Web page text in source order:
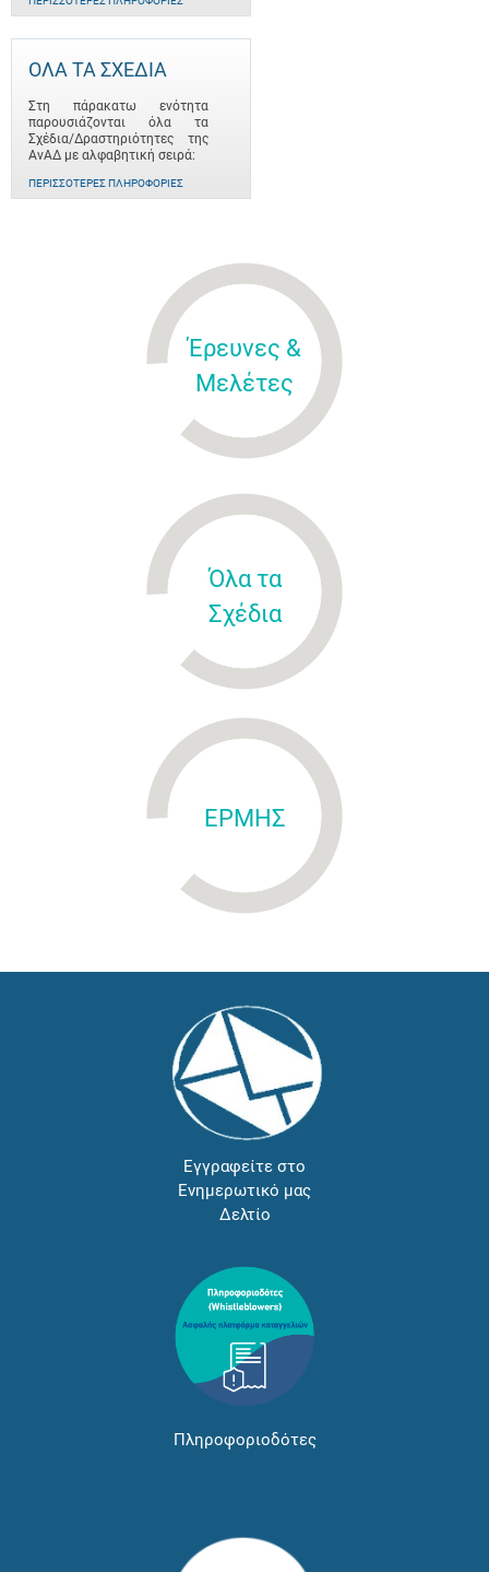
ΟΛΑ ΤΑ ΣΧΕΔΙΑ
Στη πάρακατω ενότητα
παρουσιάζονται όλα τα
Σχέδια/Δραστηριότητες της
ΑνΑΔ με αλφαβητική σειρά:
ΠΕΡΙΣΣΌΤΕΡΕΣ ΠΛΗΡΟΦΟΡΊΕΣ
Έρευνες &
Μελέτες
Όλα τα
Σχέδια
ΕΡΜΗΣ
Εγγραφείτε στο
Ενημερωτικό μας
Δελτίο
Πληροφοριοδότες